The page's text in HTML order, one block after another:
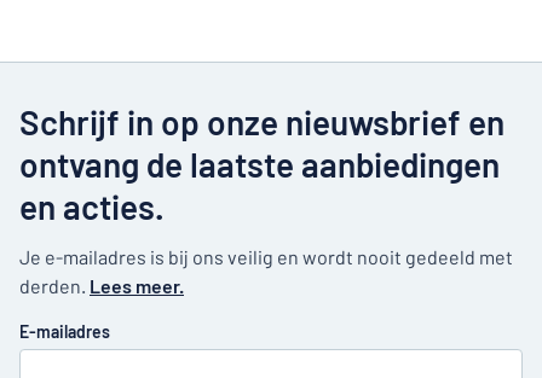
Schrijf in op onze nieuwsbrief en
ontvang de laatste aanbiedingen
en acties.
Je e-mailadres is bij ons veilig en wordt nooit gedeeld met
derden. Lees meer.
E-mailadres